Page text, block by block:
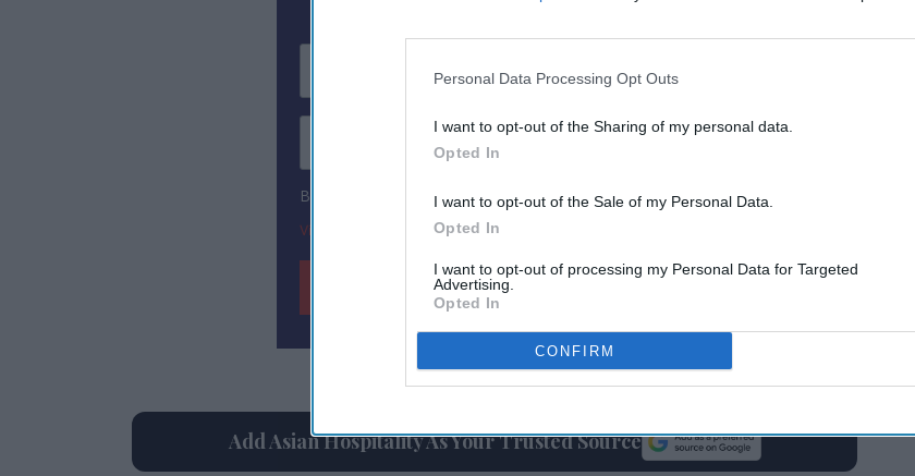
Personal Data Processing Opt Outs
I want to opt-out of the Sharing of my personal data.
Opted In
I want to opt-out of the Sale of my Personal Data.
Opted In
I want to opt-out of processing my Personal Data for Targeted
Advertising.
Opted In
CONFIRM
By subscribing, you agree to our Terms & Conditions.
View Terms & Conditions
Add Asian Hospitality As Your Trusted Source